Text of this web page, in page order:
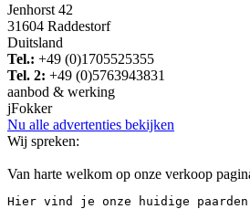
Jenhorst 42
31604 Raddestorf
Duitsland
Tel.: +49 (0)1705525355
Tel. 2: +49 (0)5763943831
aanbod & werking
jFokker
Nu alle advertenties bekijken
Wij spreken:
Van harte welkom op onze verkoop
Hier vind je onze huidige